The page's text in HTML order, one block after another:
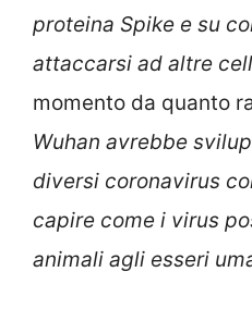
proteina Spike e su
attaccarsi ad altre
momento da quanto
Wuhan avrebbe
diversi coronavirus
capire come i virus
animali agli esseri